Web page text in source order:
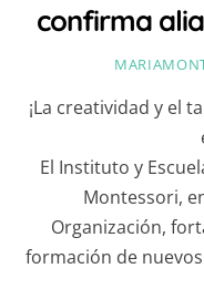
confirma
¡La creatividad y el
El Instituto y
Montessori,
Organización,
formación de